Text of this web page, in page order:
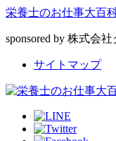
栄養士のお仕事大百
sponsored by 株式会
サイトマップ